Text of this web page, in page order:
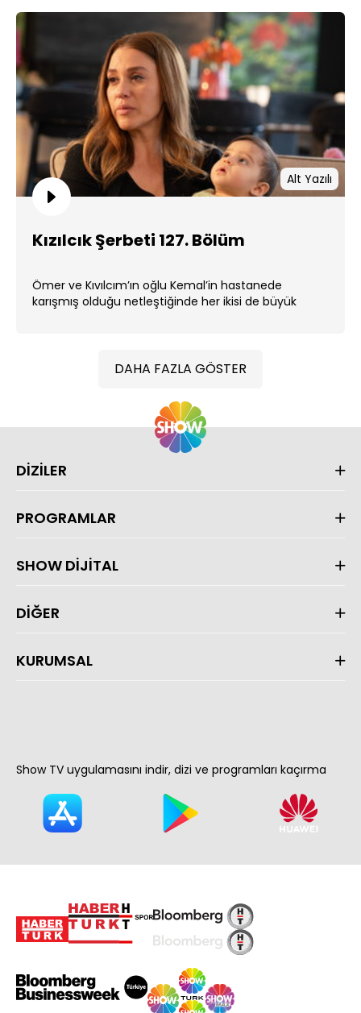
Alt Yazılı
Kızılcık Şerbeti 127. Bölüm
Ömer ve Kıvılcım’ın oğlu Kemal’in hastanede
karışmış olduğu netleştiğinde her ikisi de büyük
DAHA FAZLA GÖSTER
DİZİLER
PROGRAMLAR
SHOW DİJİTAL
DİĞER
KURUMSAL
Show TV uygulamasını indir, dizi ve programları kaçırma